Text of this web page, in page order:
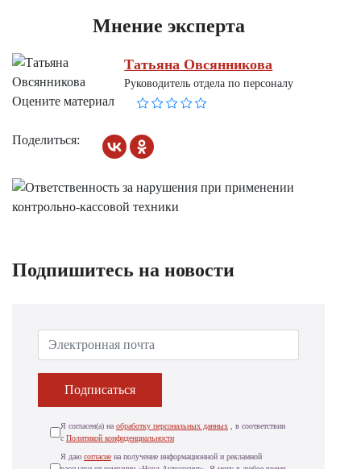
Мнение эксперта
Татьяна Овсянникова
Руководитель отдела по персоналу
Оцените материал
Поделиться:
Подпишитесь на новости
Подписаться
Я согласен(а) на обработку персональных данных , в соответствии
с Политикой конфиденциальности
Я даю согласие на получение информационной и рекламной